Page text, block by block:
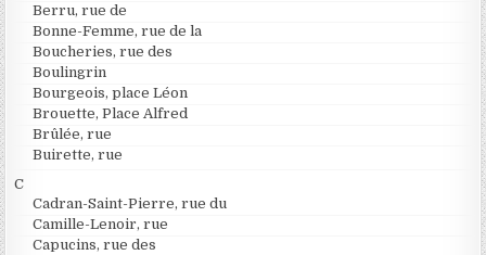
Berru, rue de
Bonne-Femme, rue de la
Boucheries, rue des
Boulingrin
Bourgeois, place Léon
Brouette, Place Alfred
Brûlée, rue
Buirette, rue
C
Cadran-Saint-Pierre, rue du
Camille-Lenoir, rue
Capucins, rue des